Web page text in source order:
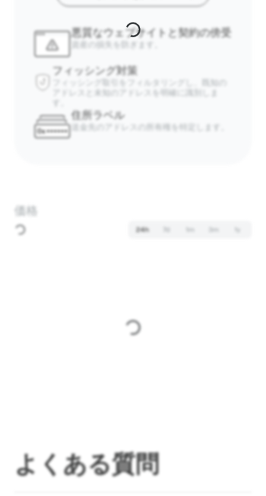
悪質なウェブサイトと契約の傍受
フィッシング対策
アドレスと未知のアドレスを明確に識別しま
住所ラベル
価格
24h
よくある質問